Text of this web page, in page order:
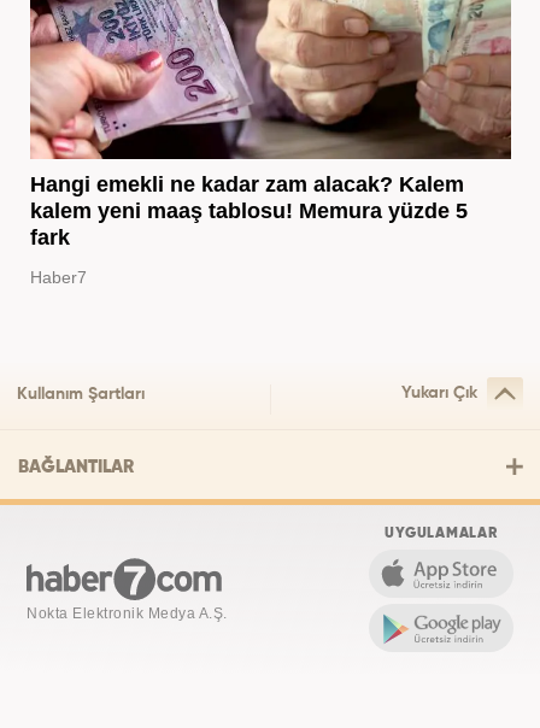
Hangi emekli ne kadar zam alacak? Kalem
kalem yeni maaş tablosu! Memura yüzde 5
fark
Haber7
Kullanım Şartları Yukarı Çık
BAĞLANTILAR
Nokta Elektronik Medya A.Ş.
UYGULAMALAR